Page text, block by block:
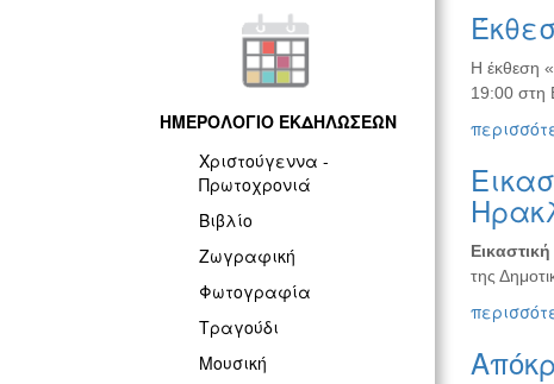
ΗΜΕΡΟΛΟΓΙΟ ΕΚΔΗΛΩΣΕΩΝ
Χριστούγεννα -
Πρωτοχρονιά
Βιβλίο
Ζωγραφική
Φωτογραφία
Τραγούδι
Μουσική
Η έκθεση
19:00 στη
της